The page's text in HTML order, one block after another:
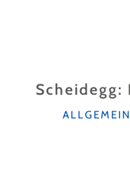
Scheidegg:
KATEGORIEN
ALLGEMEIN